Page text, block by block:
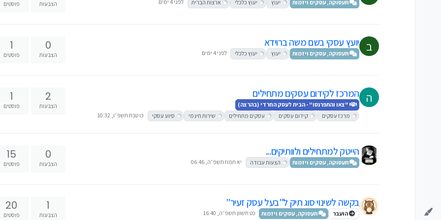
תעסוקה, עסקים ויזמות יעוץ יעוץ כלכלי ארצות הברית לפני 4 ימים הצבעות פוסטים
ב יועץ עסקי בשם משה ברוידא
תעסוקה, עסקים ויזמות יעוץ יעוץ כלכלי לפני 4 ימים
0
הצבעות
1
פוסטים
ה המרכז לקידום עסקים מתחילים
"צאו והתפרנסו" - הבית לעסק החרדי (בהרצה)
מרכז עסקים
קידום עסקים עסקים מתחילים שירות חינמי סיוע עסקי כו טבת תשפ״ו, 10:32
2
הצבעות
1
פוסטים
הייטק למתחילים ולוותיקים...
תעסוקה, עסקים ויזמות הצעות עבודה יא תמוז תשפ״ה, 06:46
0
הצבעות
15
פוסטים
בקשה לשינוי סוג תיק ל"בעל עסק זעיר"
הועבר תעסוקה, עסקים ויזמות כט חשוון תשפ״ה, 16:40
1
הצבעות
20
פוסטים